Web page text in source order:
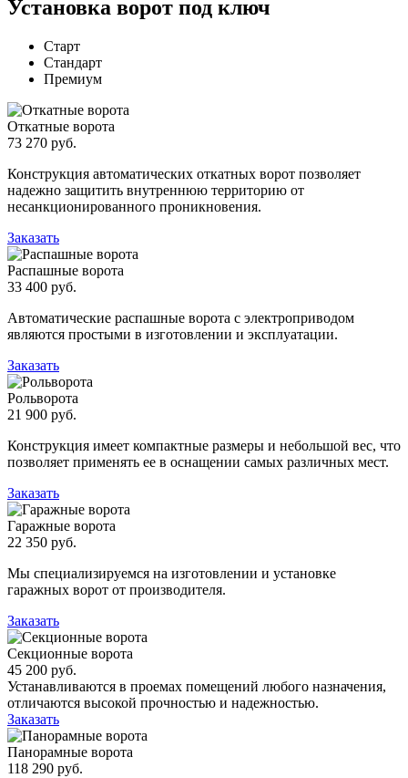
Установка ворот под ключ
Старт
Стандарт
Премиум
Откатные ворота
73 270 руб.
Конструкция автоматических откатных ворот позволяет
надежно защитить внутреннюю территорию от
несанкционированного проникновения.
Заказать
Распашные ворота
33 400 руб.
Автоматические распашные ворота с электроприводом
являются простыми в изготовлении и эксплуатации.
Заказать
Рольворота
21 900 руб.
Конструкция имеет компактные размеры и небольшой вес, что
позволяет применять ее в оснащении самых различных мест.
Заказать
Гаражные ворота
22 350 руб.
Мы специализируемся на изготовлении и установке
гаражных ворот от производителя.
Заказать
Секционные ворота
45 200 руб.
Устанавливаются в проемах помещений любого назначения,
отличаются высокой прочностью и надежностью.
Заказать
Панорамные ворота
118 290 руб.